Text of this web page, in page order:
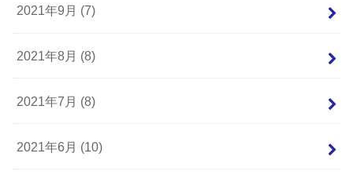
2021年9月 (7)
2021年8月 (8)
2021年7月 (8)
2021年6月 (10)